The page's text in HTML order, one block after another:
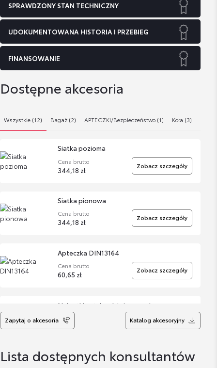
SPRAWDZONY STAN TECHNICZNY
UDOKUMENTOWANA HISTORIA I PRZEBIEG
FINANSOWANIE
Dostępne akcesoria
Wszystkie (12) Bagaż (2) APTECZKI/Bezpieczeństwo (1) Koła (3)
Siatka pozioma
Cena brutto
344,18 zł Zobacz szczegóły
Siatka pionowa
Cena brutto
344,18 zł Zobacz szczegóły
Apteczka DIN13164
Cena brutto
60,65 zł Zobacz szczegóły
Nakrętki antykradzieżowe - chromowane
Cena brutto
332,81 zł Zobacz szczegóły
Nakrętki antykradzieżowe - krótkie czarne
Zapytaj o akcesoria Katalog akcesoryjny
Lista dostępnych konsultantów